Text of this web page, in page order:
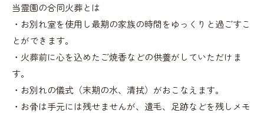
当霊園の合同火葬とは
・お別れ室を使用し最期の家族の時間をゆっくりと過ごすこ
とができます。
・火葬前に心を込めたご焼香などの供養がしていただけま
す。
・お別れの儀式（末期の水、清拭）がおこなえます。
・お骨は手元には残せませんが、遺毛、足跡などを残しメモ